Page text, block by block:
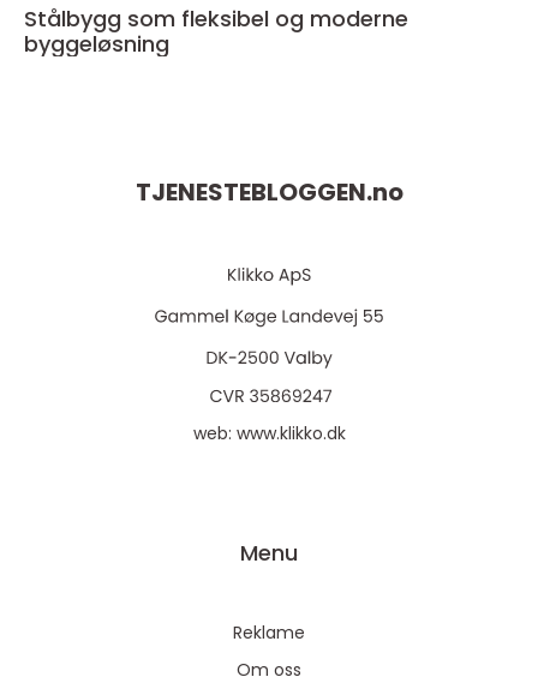
Stålbygg som fleksibel og moderne
byggeløsning
TJENESTEBLOGGEN.no
web: www.klikko.dk
Menu
Reklame
Om oss